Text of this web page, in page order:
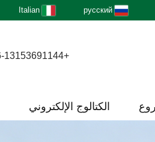
русский
Italian
+86-13153691144
الكتالوج الإلكتروني